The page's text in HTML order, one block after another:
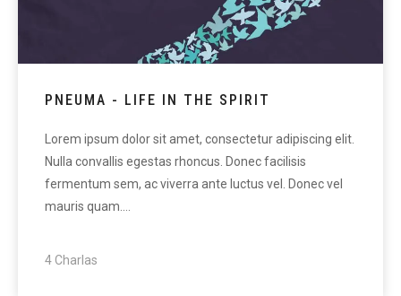
PNEUMA - LIFE IN THE SPIRIT
Lorem ipsum dolor sit amet, consectetur adipiscing elit.
Nulla convallis egestas rhoncus. Donec facilisis
fermentum sem, ac viverra ante luctus vel. Donec vel
mauris quam.…
4 Charlas